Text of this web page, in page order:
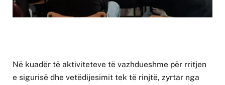
Në kuadër të aktiviteteve të vazhdueshme për rritjen
e sigurisë dhe vetëdijesimit tek të rinjtë, zyrtar nga